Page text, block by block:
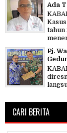
Ada
tahun
Pj.
CARI BERITA